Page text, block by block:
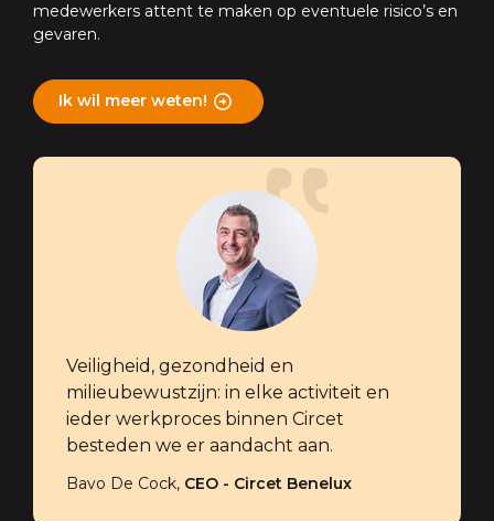
medewerkers attent te maken op eventuele risico’s en
gevaren.
Ik wil meer weten!
Veiligheid, gezondheid en
milieubewustzijn: in elke activiteit en
ieder werkproces binnen Circet
besteden we er aandacht aan.
Bavo De Cock, CEO - Circet Benelux